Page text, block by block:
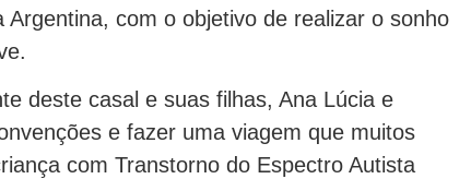
com o objetivo de realizar o sonho
deste casal e suas filhas, Ana Lúcia e
e fazer uma viagem que muitos
com Transtorno do Espectro Autista